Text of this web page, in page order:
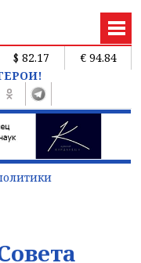
$ 82.17
€ 94.84